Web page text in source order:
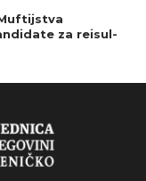
za reisul-